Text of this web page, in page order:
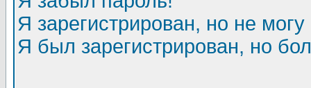
Я зарегистрирован, но не могу
Я был зарегистрирован, но